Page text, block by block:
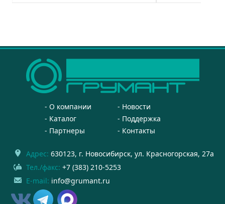
О компании
Новости
Каталог
Поддержка
Партнеры
Контакты
Адрес: 630123, г. Новосибирск, ул. Красногорская, 27а
Тел./факс: +7 (383) 210-5253
E-mail: info@grumant.ru